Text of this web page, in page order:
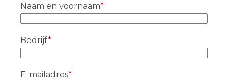
Naam en voornaam
Bedrijf
E-mailadres